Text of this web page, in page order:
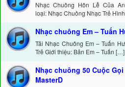
Nhạc Chuông Hôn Lễ Của
loại: Nhạc Chuông Nhạc Trẻ
Nhạc chuông Em – Tuấn
Tải Nhạc Chuông Em – Tuấn
Trẻ Giới thiệu: Bản Em – Tuấn […]
Nhạc chuông 50 Cuộc
MasterD